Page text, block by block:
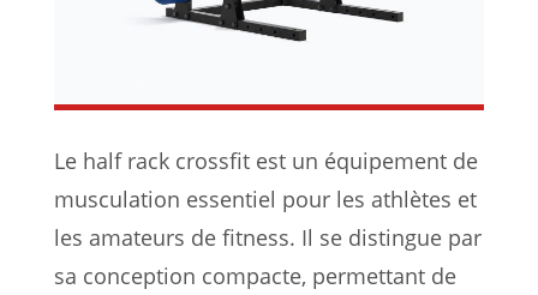
Le half rack crossfit est un équipement de
musculation essentiel pour les athlètes et
les amateurs de fitness. Il se distingue par
sa conception compacte, permettant de